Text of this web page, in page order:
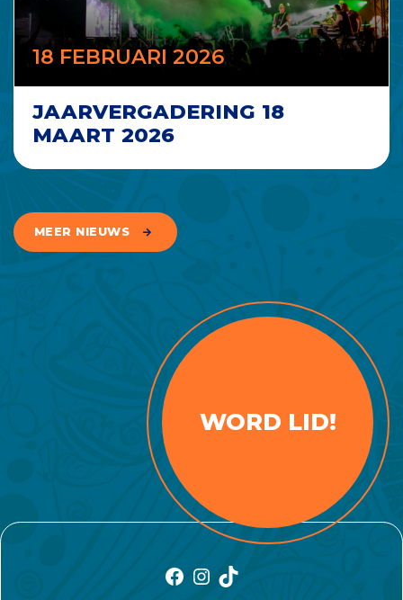
18 FEBRUARI 2026
JAARVERGADERING 18
MAART 2026
MEER NIEUWS
WORD LID!
Facebook
Instagram
TikTok